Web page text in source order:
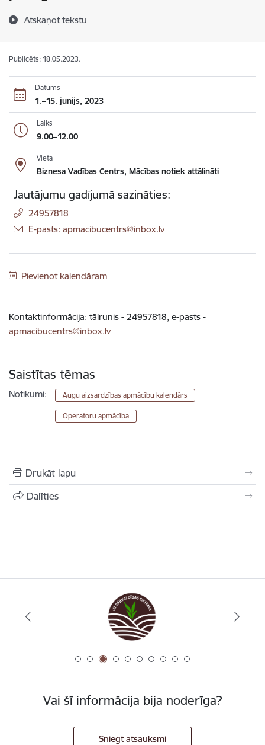
Atskaņot tekstu
Publicēts: 18.05.2023.
Datums
1.–15. jūnijs, 2023
Laiks
9.00–12.00
Vieta
Biznesa Vadības Centrs, Mācības notiek attālināti
Jautājumu gadījumā sazināties:
24957818
E-pasts: apmacibucentrs@inbox.lv
Pievienot kalendāram
Kontaktinformācija: tālrunis - 24957818, e-pasts -
apmacibucentrs@inbox.lv
Saistītas tēmas
Notikumi: Augu aizsardzības apmācību kalendārs
Operatoru apmācība
Drukāt lapu
Dalīties
Vai šī informācija bija noderīga?
Sniegt atsauksmi